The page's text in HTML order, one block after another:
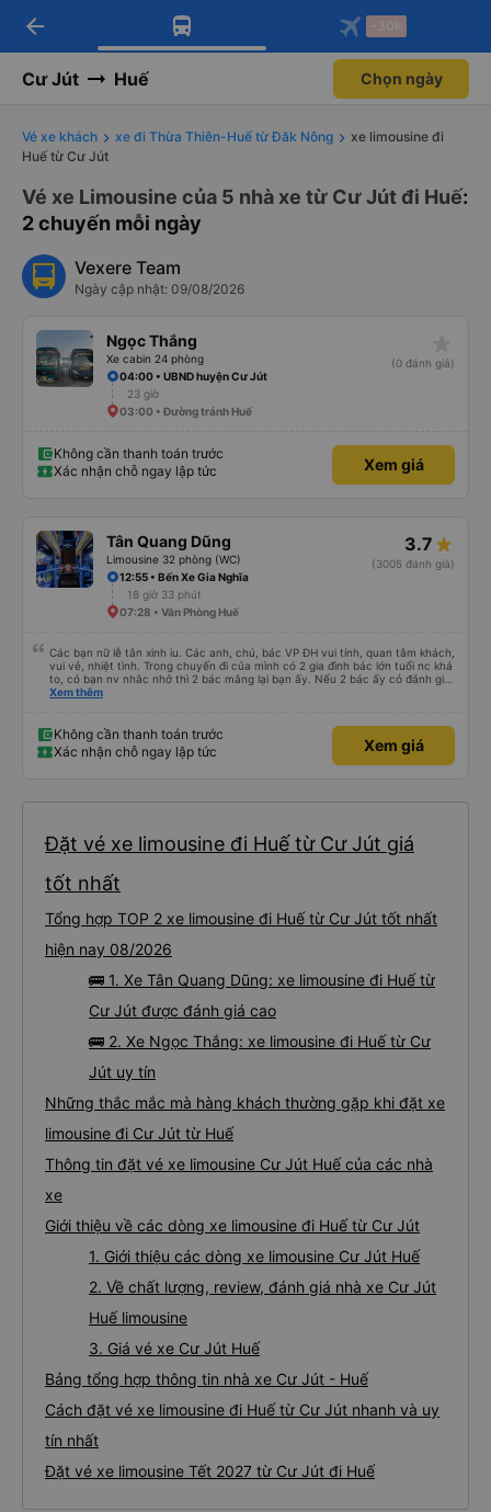
Tải app Vexere ngay!
Nhận ưu đãi thành viên độc
Mở app
Tải app Vexere
-30k/ghế khi đặt vé máy bay qua
Mở app
arrow_back -30k
Cư Jút Huế Chọn ngày
Vé xe khách xe đi Thừa Thiên-Huế từ Đăk Nông
xe limousine đi
Huế từ Cư Jút
Vé xe Limousine của 5 nhà xe từ Cư Jút đi Huế:
2 chuyến mỗi ngày
Vexere Team
Ngày cập nhật: 09/08/2026
Ngọc Thắng
Xe cabin 24 phòng
(0 đánh giá)
04:00 • UBND huyện Cư Jút
23 giờ
03:00 • Đường tránh Huế
Không cần thanh toán trước
Xác nhận chỗ ngay lập tức
Xem giá
Tân Quang Dũng
Limousine 32 phòng (WC)
3.7
(3005 đánh giá)
12:55 • Bến Xe Gia Nghĩa
18 giờ 33 phút
07:28 • Văn Phòng Huế
Các bạn nữ lễ tân xinh iu. Các anh, chú, bác VP ĐH vui tính, quan tâm khách,
vui vẻ, nhiệt tình. Trong chuyến đi của mình có 2 gia đình bác lớn tuổi nc khá
to, có bạn nv nhắc nhở thì 2 bác mắng lại bạn ấy. Nếu 2 bác ấy có đánh giá
xấu thì mình ngược lại nha. Bạn ấy nhắc nhở rất đúng. 2 bác nói rất to. To
bạn ấy nha. Nếu bạn ấy bị trừ thì bảo bạn ấy liên hệ sđt của mình, mình hỗ
trợ ạ. Số mình đuôi 666, chuyến ĐH-NT ngày 16/1. À các bạn nữ lễ tân xinh
iu còn đổi cho mình phòng đơn sang đôi xong còn note là (một mình) yêu
Xem thêm
Không cần thanh toán trước
Xác nhận chỗ ngay lập tức
Xem giá
Đặt vé xe limousine đi Huế từ Cư Jút giá
tốt nhất
Tổng hợp TOP 2 xe limousine đi Huế từ Cư Jút tốt nhất
hiện nay 08/2026
🚌 1. Xe Tân Quang Dũng: xe limousine đi Huế từ
Cư Jút được đánh giá cao
🚌 2. Xe Ngọc Thắng: xe limousine đi Huế từ Cư
Jút uy tín
Những thắc mắc mà hàng khách thường gặp khi đặt xe
limousine đi Cư Jút từ Huế
Thông tin đặt vé xe limousine Cư Jút Huế của các nhà
xe
Giới thiệu về các dòng xe limousine đi Huế từ Cư Jút
1. Giới thiệu các dòng xe limousine Cư Jút Huế
2. Về chất lượng, review, đánh giá nhà xe Cư Jút
Huế limousine
3. Giá vé xe Cư Jút Huế
Bảng tổng hợp thông tin nhà xe Cư Jút - Huế
Cách đặt vé xe limousine đi Huế từ Cư Jút nhanh và uy
tín nhất
Đặt vé xe limousine Tết 2027 từ Cư Jút đi Huế